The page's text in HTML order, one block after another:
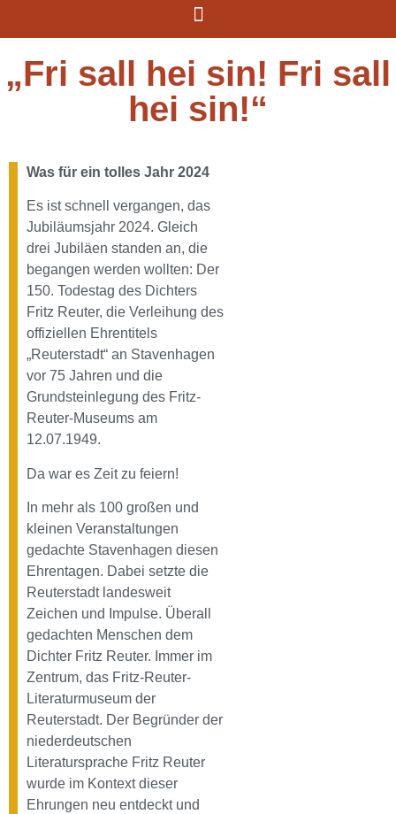
„Fri sall hei sin! Fri sall
hei sin!“
Was für ein tolles Jahr 2024
Es ist schnell vergangen, das
Jubiläumsjahr 2024. Gleich
drei Jubiläen standen an, die
begangen werden wollten: Der
150. Todestag des Dichters
Fritz Reuter, die Verleihung des
offiziellen Ehrentitels
„Reuterstadt“ an Stavenhagen
vor 75 Jahren und die
Grundsteinlegung des Fritz-
Reuter-Museums am
12.07.1949.
Da war es Zeit zu feiern!
In mehr als 100 großen und
kleinen Veranstaltungen
gedachte Stavenhagen diesen
Ehrentagen. Dabei setzte die
Reuterstadt landesweit
Zeichen und Impulse. Überall
gedachten Menschen dem
Dichter Fritz Reuter. Immer im
Zentrum, das Fritz-Reuter-
Literaturmuseum der
Reuterstadt. Der Begründer der
niederdeutschen
Literatursprache Fritz Reuter
wurde im Kontext dieser
Ehrungen neu entdeckt und